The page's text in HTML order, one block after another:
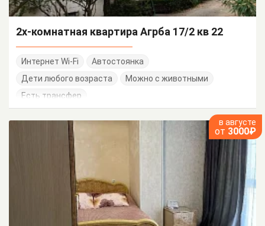
2х-комнатная квартира Агрба 17/2 кв 22
Интернет Wi-Fi
Автостоянка
Дети любого возраста
Можно с животными
Есть трансфер
в августе
от 3000₽